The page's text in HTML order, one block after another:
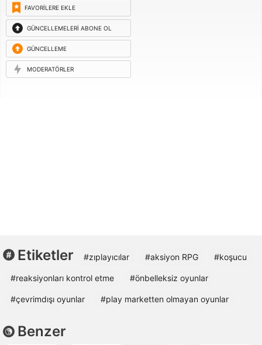
FAVORILERE EKLE
GÜNCELLEMELERI ABONE OL
GÜNCELLEME
ISTEĞI
MODERATÖRLER
Etiketler #zıplayıcılar #aksiyon RPG #koşucu
#reaksiyonları kontrol etme #önbelleksiz oyunlar
#çevrimdışı oyunlar #play marketten olmayan oyunlar
Benzer